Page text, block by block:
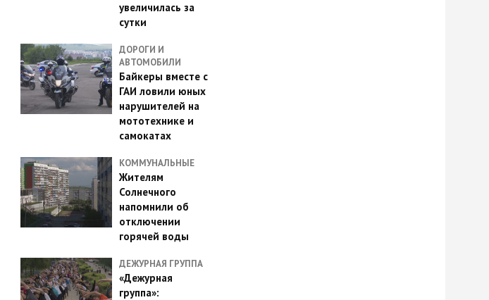
увеличилась за
сутки
ДОРОГИ И
АВТОМОБИЛИ
Байкеры вместе с
ГАИ ловили юных
нарушителей на
мототехнике и
самокатах
КОММУНАЛЬНЫЕ
Жителям
Солнечного
напомнили об
отключении
горячей воды
ДЕЖУРНАЯ ГРУППА
«Дежурная
группа»: